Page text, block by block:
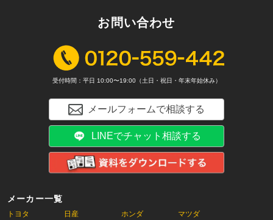
メーカー一覧
トヨタ 日産 ホンダ
マツダ
お問い合わせ
受付時間：平日 10:00〜19:00（土日・祝日・年末年始休み）
メールフォームで相談する
LINEでチャット相談する